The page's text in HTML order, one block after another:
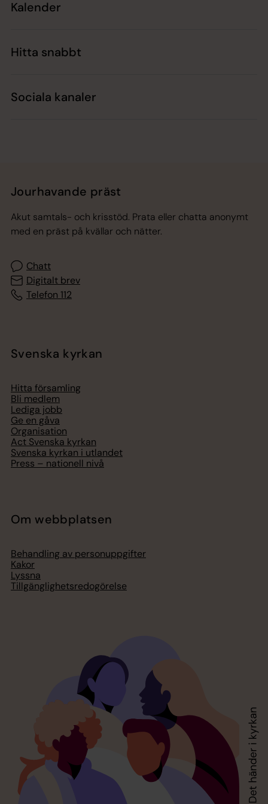
Kalender
Hitta snabbt
Sociala kanaler
Jourhavande präst
Akut samtals- och krisstöd. Prata eller chatta anonymt
med en präst på kvällar och nätter.
Chatt
Digitalt brev
Telefon 112
Svenska kyrkan
Hitta församling
Bli medlem
Lediga jobb
Ge en gåva
Organisation
Act Svenska kyrkan
Svenska kyrkan i utlandet
Press – nationell nivå
Om webbplatsen
Behandling av personuppgifter
Kakor
Lyssna
Tillgänglighetsredogörelse